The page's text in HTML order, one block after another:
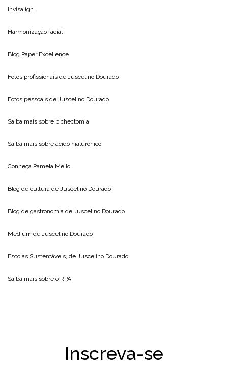
Invisalign
Harmonização facial
Blog Paper Excellence
Fotos profissionais de Juscelino Dourado
Fotos pessoais de Juscelino Dourado
Saiba mais sobre bichectomia
Saiba mais sobre acido hialuronico
Conheça Pamela Mello
Blog de cultura de Juscelino Dourado
Blog de gastronomia de Juscelino Dourado
Medium de Juscelino Dourado
Escolas Sustentáveis, de Juscelino Dourado
Saiba mais sobre o RPA
Inscreva-se